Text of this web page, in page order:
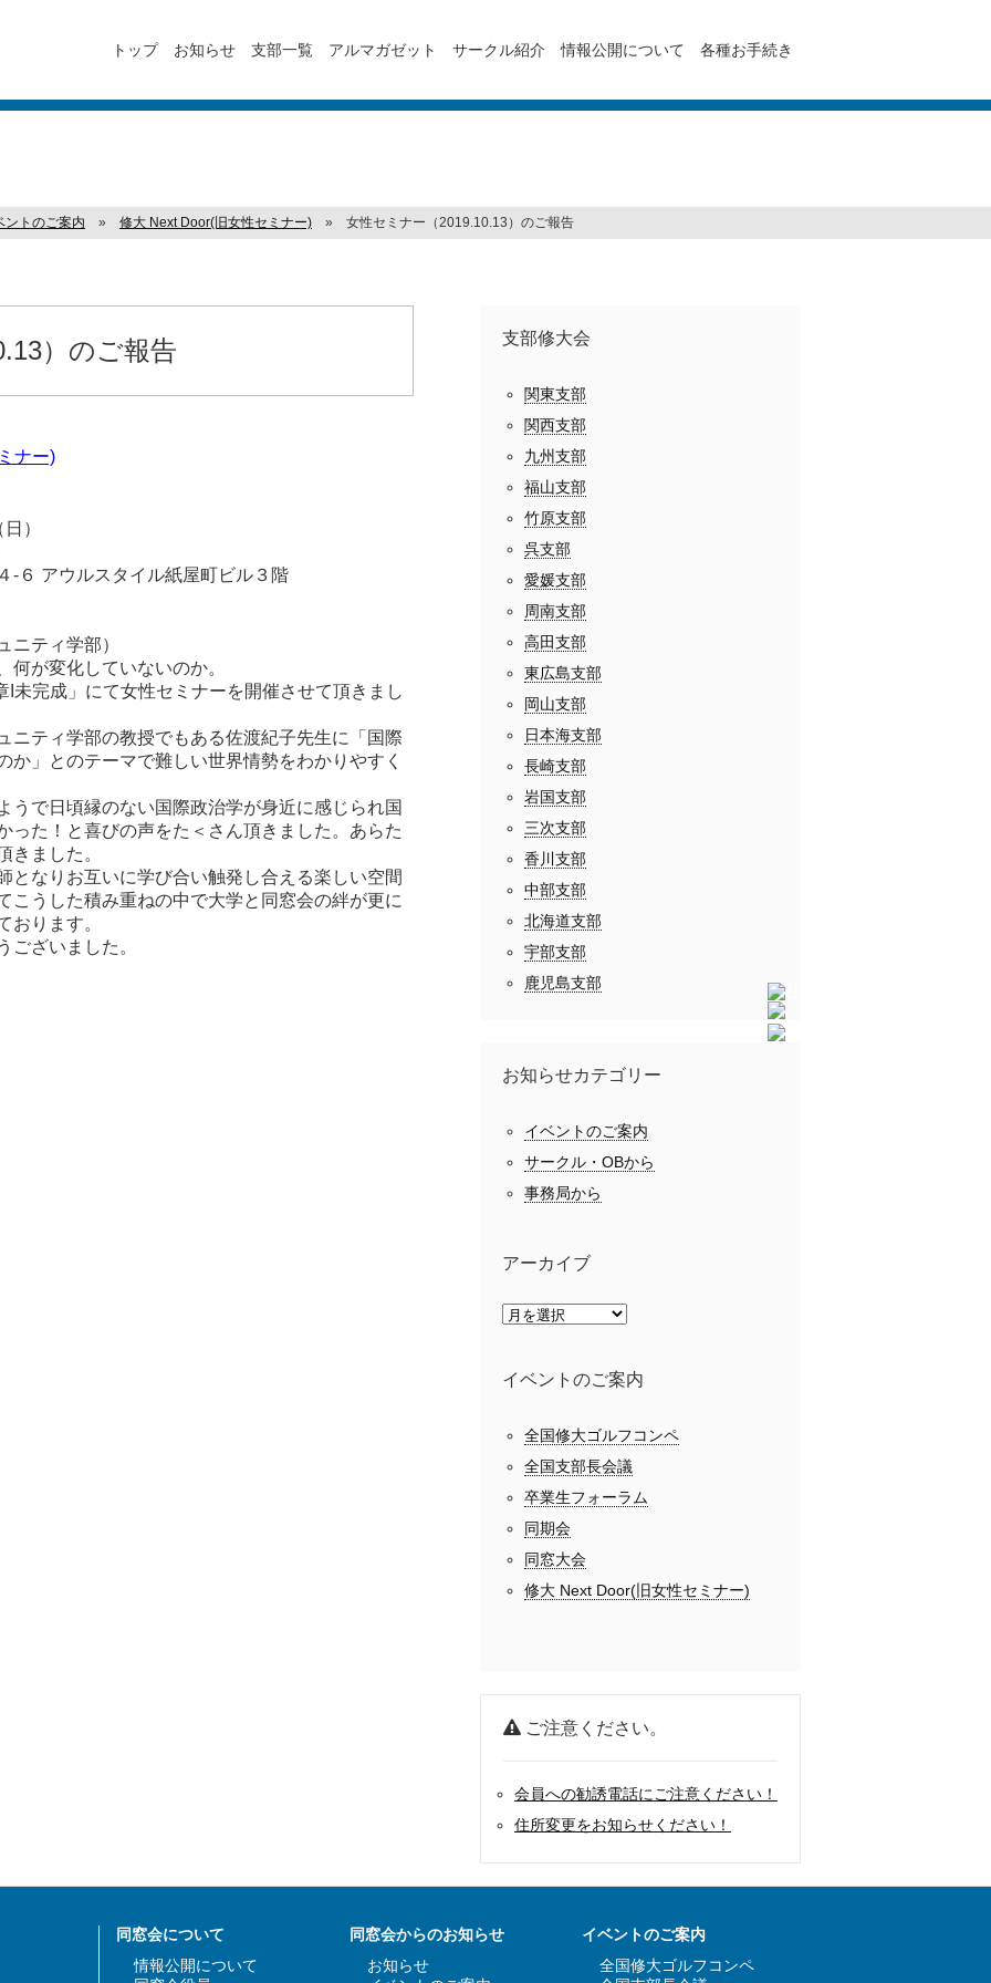
トップ お知らせ 支部一覧 アルマガゼット サークル紹介 情報公開について 各種お手続き
ントのご案内 » 修大 Next Door(旧女性セミナー) » 女性セミナー（2019.10.13）のご報告
）のご報告
ナー)
）
アウルスタイル紙屋町ビル３階
ィ学部）
が変化していないのか。
未完成」にて女性セミナーを開催させて頂きまし
ニティ学部の教授でもある佐渡紀子先生に「国際
」とのテーマで難しい世界情勢をわかりやすく
うで日頃縁のない国際政治学が身近に感じられ国
った！と喜びの声をた＜さん頂きました。あらた
きました。
となりお互いに学び合い触発し合える楽しい空間
こうした積み重ねの中で大学と同窓会の絆が更に
おります。
ございました。
支部修大会
関東支部
関西支部
九州支部
福山支部
竹原支部
呉支部
愛媛支部
周南支部
高田支部
東広島支部
岡山支部
日本海支部
長崎支部
岩国支部
三次支部
香川支部
中部支部
北海道支部
宇部支部
鹿児島支部
お知らせカテゴリー
イベントのご案内
サークル・OBから
事務局から
アーカイブ
イベントのご案内
全国修大ゴルフコンペ
全国支部長会議
卒業生フォーラム
同期会
同窓大会
修大 Next Door(旧女性セミナー)
ご注意ください。
会員への勧誘電話にご注意ください！
住所変更をお知らせください！
同窓会について
情報公開について
同窓会からのお知らせ
お知らせ
イベントのご案内
全国修大ゴルフコンペ